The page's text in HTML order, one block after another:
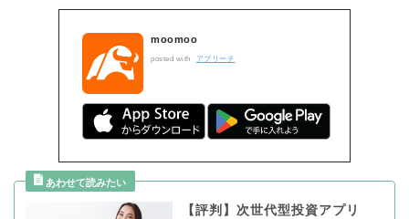
moomoo
posted with アプリーチ
【評判】次世代型投資アプリ